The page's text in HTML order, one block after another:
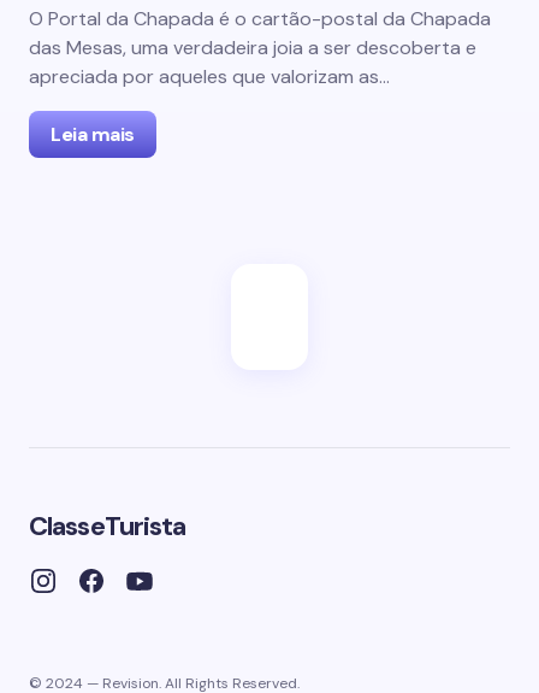
O Portal da Chapada é o cartão-postal da Chapada
das Mesas, uma verdadeira joia a ser descoberta e
apreciada por aqueles que valorizam as…
Leia mais
ClasseTurista
© 2024 — Revision. All Rights Reserved.